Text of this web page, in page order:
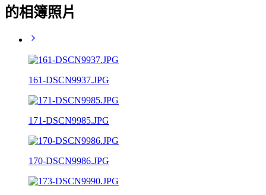
的相簿照片
161-DSCN9937.JPG
171-DSCN9985.JPG
170-DSCN9986.JPG